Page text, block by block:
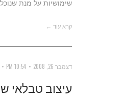
שימושיות על מנת
קרא עוד ←
דצמבר 26, 2008 10:54 PM
עיצוב טבלאי